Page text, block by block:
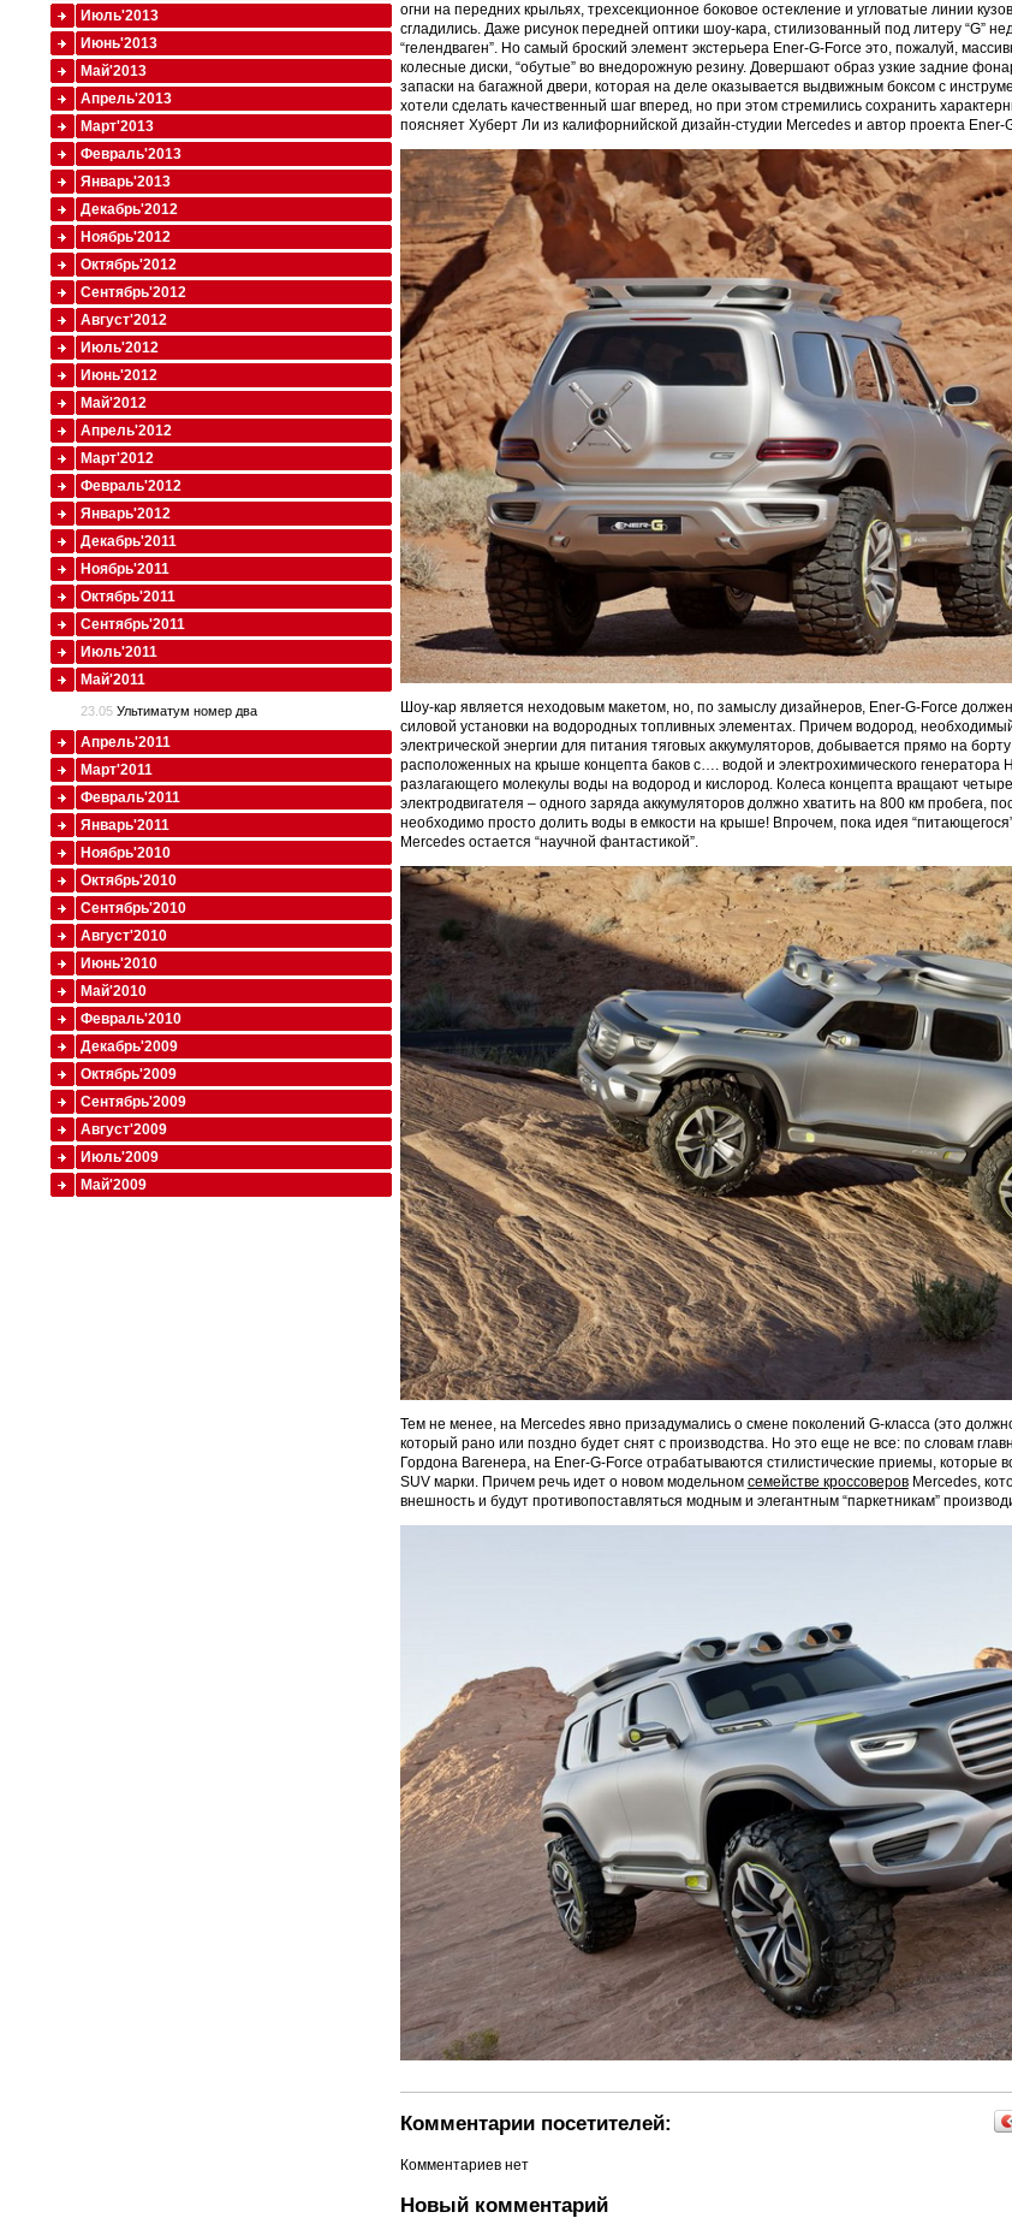
огни на передних крыльях, трехсекционное боковое остекление и угловатые линии
сгладились. Даже рисунок передней оптики шоу-кара, стилизованный под литеру “G”
“гелендваген”. Но самый броский элемент экстерьера Ener-G-Force это, пожалуй,
колесные диски, “обутые” во внедорожную резину. Довершают образ узкие задние
запаски на багажной двери, которая на деле оказывается выдвижным боксом с
хотели сделать качественный шаг вперед, но при этом стремились сохранить
поясняет Хуберт Ли из калифорнийской дизайн-студии Mercedes и автор проекта Ener-
Шоу-кар является неходовым макетом, но, по замыслу дизайнеров, Ener-G-Force
силовой установки на водородных топливных элементах. Причем водород,
электрической энергии для питания тяговых аккумуляторов, добывается прямо на
расположенных на крыше концепта баков с…. водой и электрохимического генератора
разлагающего молекулы воды на водород и кислород. Колеса концепта вращают
электродвигателя – одного заряда аккумуляторов должно хватить на 800 км пробега,
необходимо просто долить воды в емкости на крыше! Впрочем, пока идея
Mercedes остается “научной фантастикой”.
Тем не менее, на Mercedes явно призадумались о смене поколений G-класса (это
который рано или поздно будет снят с производства. Но это еще не все: по словам
Гордона Вагенера, на Ener-G-Force отрабатываются стилистические приемы, которые
SUV марки. Причем речь идет о новом модельном семействе кроссоверовMercedes,
внешность и будут противопоставляться модным и элегантным “паркетникам”
Комментарии посетителей:
Комментариев нет
Новый комментарий
Июль'2013
Июнь'2013
Май'2013
Апрель'2013
Март'2013
Февраль'2013
Январь'2013
Декабрь'2012
Ноябрь'2012
Октябрь'2012
Сентябрь'2012
Август'2012
Июль'2012
Июнь'2012
Май'2012
Апрель'2012
Март'2012
Февраль'2012
Январь'2012
Декабрь'2011
Ноябрь'2011
Октябрь'2011
Сентябрь'2011
Июль'2011
Май'2011
23.05 Ультиматум номер два
Апрель'2011
Март'2011
Февраль'2011
Январь'2011
Ноябрь'2010
Октябрь'2010
Сентябрь'2010
Август'2010
Июнь'2010
Май'2010
Февраль'2010
Декабрь'2009
Октябрь'2009
Сентябрь'2009
Август'2009
Июль'2009
Май'2009